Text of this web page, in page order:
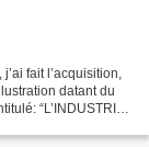
fait l’acquisition,
datant du
“L’INDUSTRIE